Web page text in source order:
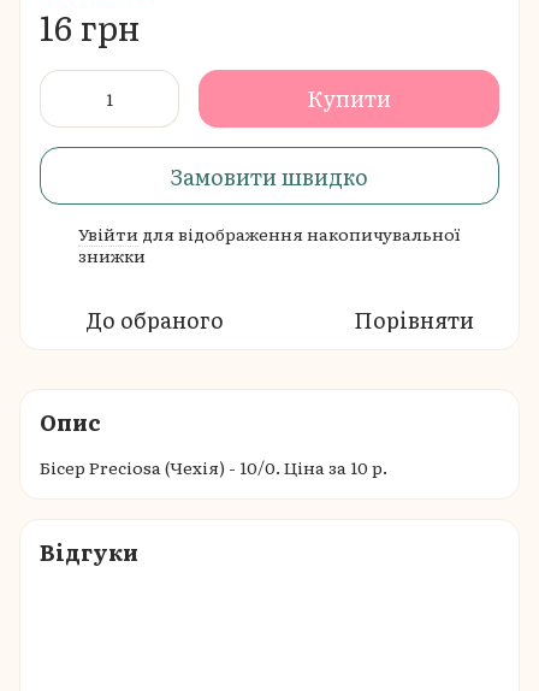
16 грн
Купити
Замовити швидко
Увійти для відображення накопичувальної
знижки
До обраного Порівняти
Опис
Бісер Preciosa (Чехія) - 10/0. Ціна за 10 р.
Відгуки